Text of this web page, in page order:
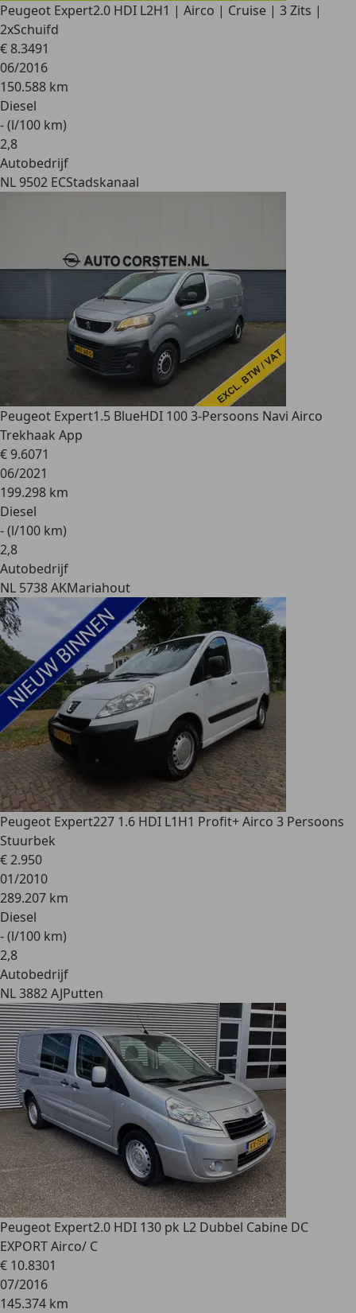
Peugeot Expert2.0 HDI L2H1 | Airco | Cruise | 3 Zits |
2xSchuifd
€ 8.3491
06/2016
150.588 km
Diesel
- (l/100 km)
2,8
Autobedrijf
NL 9502 ECStadskanaal
Peugeot Expert1.5 BlueHDI 100 3-Persoons Navi Airco
Trekhaak App
€ 9.6071
06/2021
199.298 km
Diesel
- (l/100 km)
2,8
Autobedrijf
NL 5738 AKMariahout
Peugeot Expert227 1.6 HDI L1H1 Profit+ Airco 3 Persoons
Stuurbek
€ 2.950
01/2010
289.207 km
Diesel
- (l/100 km)
2,8
Autobedrijf
NL 3882 AJPutten
Peugeot Expert2.0 HDI 130 pk L2 Dubbel Cabine DC
EXPORT Airco/ C
€ 10.8301
07/2016
145.374 km